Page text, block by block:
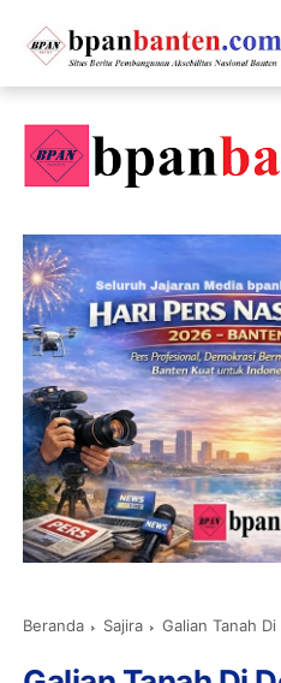
Beranda Sajira Galian Tanah Di Desa